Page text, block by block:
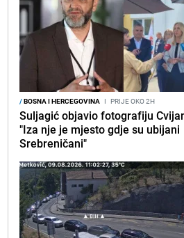
/BOSNA I HERCEGOVINA I PRIJE OKO 2H
Suljagić objavio fotografiju
"Iza nje je mjesto gdje su ubijani
Srebreničani"